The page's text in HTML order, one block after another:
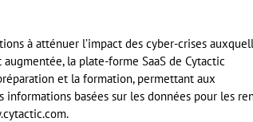
à atténuer l’impact des cyber-crises
la plate-forme SaaS de Cytactic
et la formation, permettant aux
basées sur les données pour les